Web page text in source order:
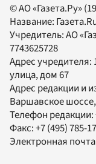
© АО «Газета.Ру»
Название:
Учредитель:АО
7743625728
Адрес учредителя:
улица, дом 67
Адрес редакции и
Варшавское
Телефон редакции:
Факс:+7 (495) 785-
Электронная